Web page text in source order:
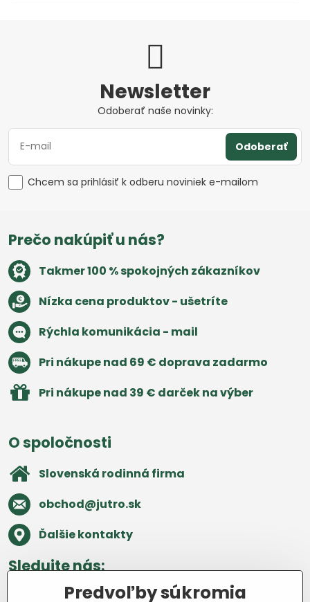
Newsletter
Odoberať naše novinky:
Odoberať
Chcem sa prihlásiť k odberu noviniek e-mailom
Prečo nakúpiť u nás?
Takmer 100 % spokojných zákazníkov
Nízka cena produktov - ušetríte
Rýchla komunikácia - mail
Pri nákupe nad 69 € doprava zadarmo
Pri nákupe nad 39 € darček na výber
O spoločnosti
Slovenská rodinná firma
obchod​@jutro​.sk
Ďalšie kontakty
Sledujte nás:
Facebook Pinterest Instagram Blog
Predvoľby súkromia